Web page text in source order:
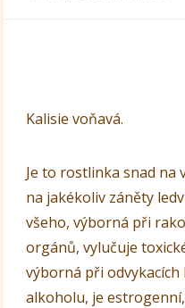
Kalisie voňavá.
Je to rostlinka snad na
na jakékoliv záněty
všeho, výborná při
orgánů, vylučuje
výborná při
alkoholu, je